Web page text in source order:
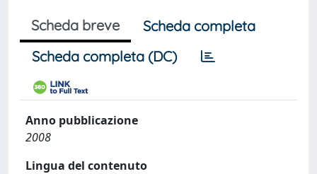
Scheda breve
Scheda completa
Scheda completa (DC)
Anno pubblicazione
2008
Lingua del contenuto